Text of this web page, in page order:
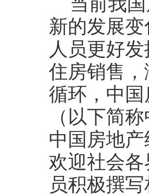
新的发展
人员更好
住房销售
循环，中
（以下简
中国房地
欢迎社会
员积极撰